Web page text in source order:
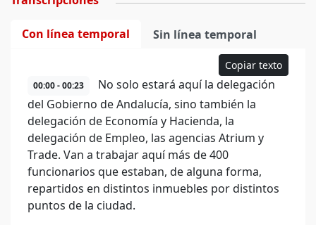
Con línea temporal Sin línea temporal
Copiar texto
00:00 - 00:23
No solo estará aquí la delegación
del Gobierno de Andalucía, sino también la
delegación de Economía y Hacienda, la
delegación de Empleo, las agencias Atrium y
Trade. Van a trabajar aquí más de 400
funcionarios que estaban, de alguna forma,
repartidos en distintos inmuebles por distintos
puntos de la ciudad.